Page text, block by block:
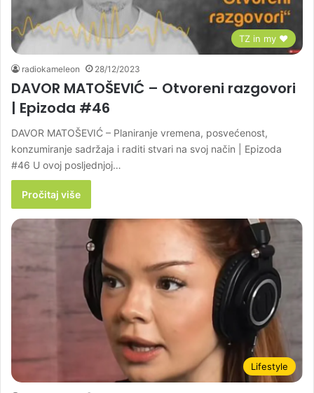
TZ in my ♥
radiokameleon 28/12/2023
DAVOR MATOŠEVIĆ – Otvoreni razgovori
| Epizoda #46
DAVOR MATOŠEVIĆ – Planiranje vremena, posvećenost,
konzumiranje sadržaja i raditi stvari na svoj način | Epizoda
#46 U ovoj posljednjoj…
Pročitaj više
Lifestyle